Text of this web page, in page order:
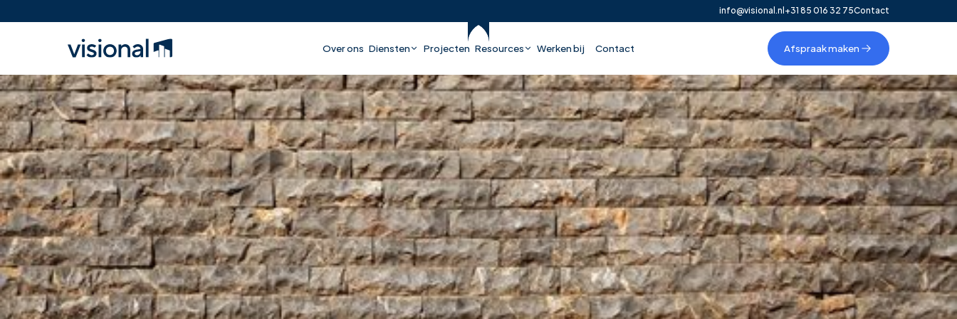
info@visional.nl +31 85 016 32 75Contact
Over ons Diensten Projecten Resources Werken bij Contact Afspraak maken